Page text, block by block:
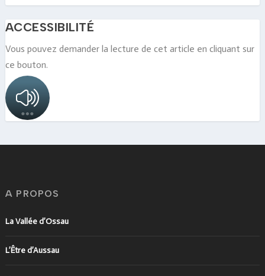
ACCESSIBILITÉ
Vous pouvez demander la lecture de cet article en cliquant sur
ce bouton.
A PROPOS
La Vallée d’Ossau
L’Être d’Aussau